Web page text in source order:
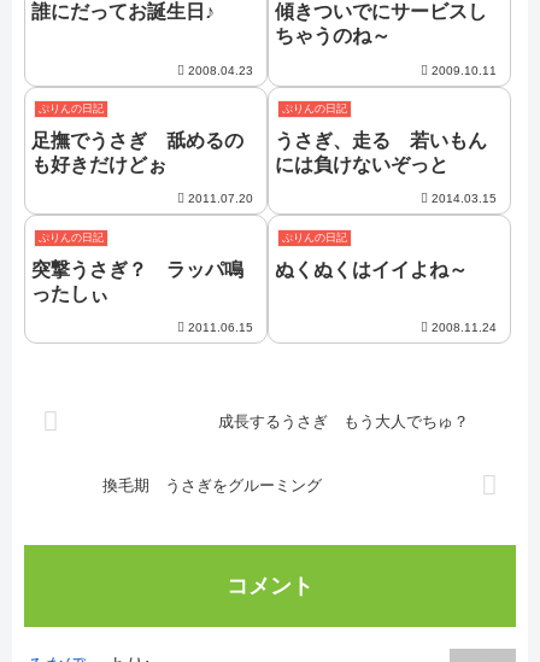
誰にだってお誕生日♪
2008.04.23
傾きついでにサービスし
ちゃうのね～
2009.10.11
ぷりんの日記
足撫でうさぎ 舐めるの
も好きだけどぉ
2011.07.20
ぷりんの日記
うさぎ、走る 若いもん
には負けないぞっと
2014.03.15
ぷりんの日記
突撃うさぎ？ ラッパ鳴
ったしぃ
2011.06.15
ぷりんの日記
ぬくぬくはイイよね～
2008.11.24
成長するうさぎ もう大人でちゅ？
換毛期 うさぎをグルーミング
コメント